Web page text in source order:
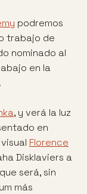
podremos
trabajo de
nominado al
en la
, y verá la luz
en
Florence
Disklaviers a
será, sin
más